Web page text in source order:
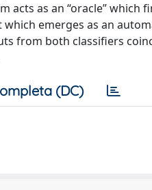
as an “oracle” which
emerges as an
from both classifiers
(DC)